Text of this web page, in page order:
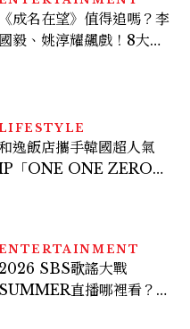
《成名在望》值得追嗎？李
國毅、姚淳耀飆戲！8大看
逸飯店攜手韓國超人氣
「ONE ONE ZERO
ENTERTAINMENT
2026 SBS歌謠大戰
SUMMER直播哪裡看？